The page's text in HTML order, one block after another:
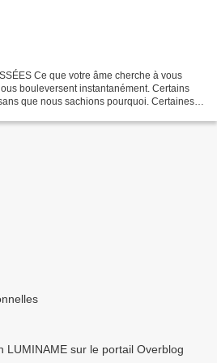
Ce que votre âme cherche à vous
bouleversent instantanément. Certains
que nous sachions pourquoi. Certaines
LUMINAME sur le portail Overblog